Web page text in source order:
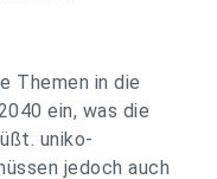
Themen in die
ein, was die
uniko-
jedoch auch